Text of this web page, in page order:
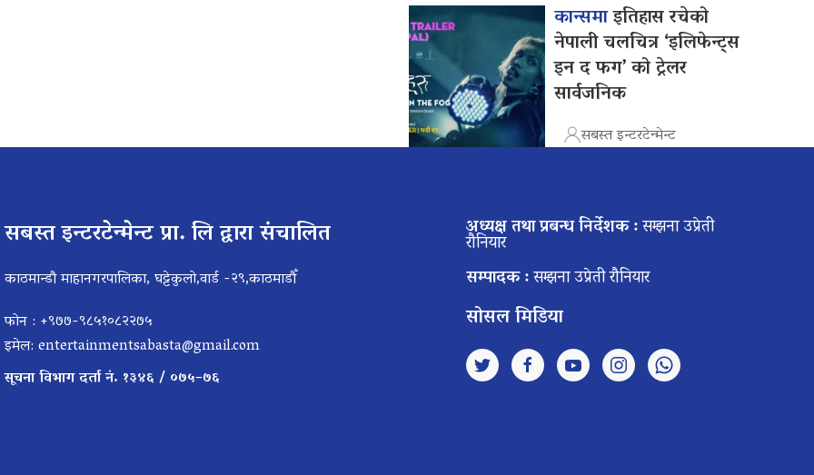
कान्समाइतिहास रचेको
नेपाली चलचित्र ‘इलिफेन्ट्स
इन द फग’ को ट्रेलर
सार्वजनिक
सबस्त इन्टरटेन्मेन्ट
सबस्त इन्टरटेन्मेन्ट प्रा. लि द्वारा संचालित
काठमान्डौ माहानगरपालिका, घट्टेकुलो,वार्ड -२९,काठमाडौँ
फोन : +९७७-९८५१०८२२७५
इमेल: entertainmentsabasta@gmail.com
सूचना विभाग दर्ता नं. १३४६ / ०७५–७६
अध्यक्ष तथा प्रबन्ध निर्देशक :सम्झना उप्रेती
रौनियार
सम्पादक :सम्झना उप्रेती रौनियार
सोसल मिडिया